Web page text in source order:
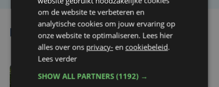
Lees ook
ma 3 augustus | 17:15
om de website te verbeteren en
analytische cookies om jouw ervaring op
onze website te optimaliseren. Lees hier
alles over ons privacy- en cookiebeleid.
Lees verder
SHOW ALL PARTNERS(1192) →